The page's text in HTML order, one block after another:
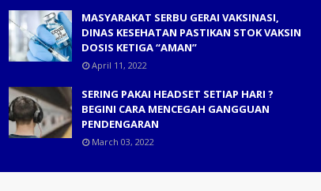
MASYARAKAT SERBU GERAI VAKSINASI,
DINAS KESEHATAN PASTIKAN STOK VAKSIN
DOSIS KETIGA “AMAN”
April 11, 2022
SERING PAKAI HEADSET SETIAP HARI ?
BEGINI CARA MENCEGAH GANGGUAN
PENDENGARAN
March 03, 2022